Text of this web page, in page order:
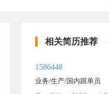
相关简历推荐
1586448
业务/生产/国内跟单员